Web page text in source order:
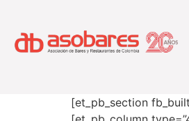
[et_pb_section